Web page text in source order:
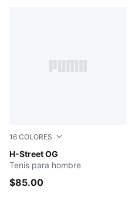
16 COLORES
H-Street OG
Fizzy Green-PUMA Silver
Tenis para hombre
$85.00